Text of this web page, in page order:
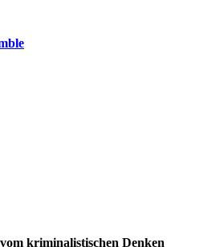
kriminalistischen Denken